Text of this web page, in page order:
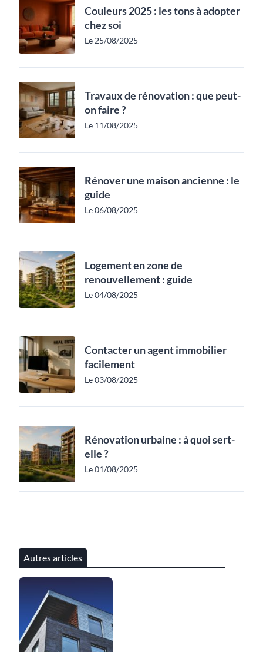
Couleurs 2025 : les tons à adopter
chez soi
Le 25/08/2025
Travaux de rénovation : que peut-
on faire ?
Le 11/08/2025
Rénover une maison ancienne : le
guide
Le 06/08/2025
Logement en zone de
renouvellement : guide
Le 04/08/2025
Contacter un agent immobilier
facilement
Le 03/08/2025
Rénovation urbaine : à quoi sert-
elle ?
Le 01/08/2025
Autres articles